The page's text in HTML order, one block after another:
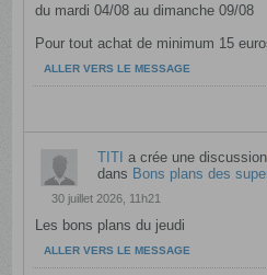
du mardi 04/08 au dimanche 09/08
Pour tout achat de minimum 15
ALLER VERS LE MESSAGE
TITI a crée une discussion
dans Bons plans des
30 juillet 2026, 11h21
Les bons plans du jeudi
ALLER VERS LE MESSAGE